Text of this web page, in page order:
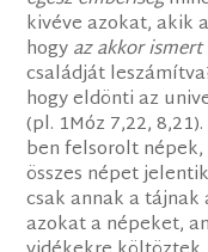
kivéve azokat, akik
hogyaz akkor
családját
hogy eldönti az
(pl. 1Móz 7,22,
ben felsorolt
összes népet
csak annak a
azokat a népeket,